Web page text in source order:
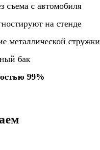
съема с автомобиля
на стенде
металлической стружки
бак
99%